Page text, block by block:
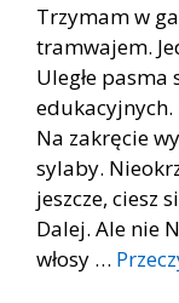
Trzymam w
tramwajem.
Uległe pasma
Na zakręcie
sylaby.
jeszcze, ciesz
Dalej. Ale nie
włosy …